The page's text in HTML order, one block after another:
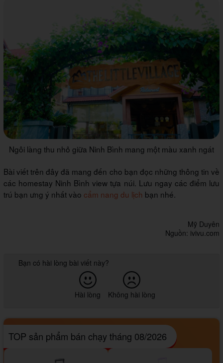
Ngôi làng thu nhỏ giữa Ninh Bình mang một màu xanh ngát
Bài viết trên đây đã mang đến cho bạn đọc những thông tin về
các homestay Ninh Bình view tựa núi. Lưu ngay các điểm lưu
trú bạn ưng ý nhất vào cẩm nang du lịch bạn nhé.
Mỹ Duyên
Nguồn: ivivu.com
Bạn có hài lòng bài viết này?
Hài lòng Không hài lòng
TOP sản phẩm bán chạy tháng 08/2026